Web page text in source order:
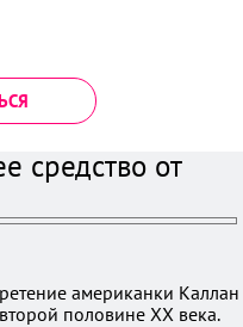
средство от
американки Каллан
половине XX века.